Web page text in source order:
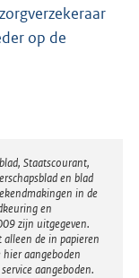
op de
Staatscourant,
en blad
in de
en
zijn uitgegeven.
de in papieren
aangeboden
aangeboden.